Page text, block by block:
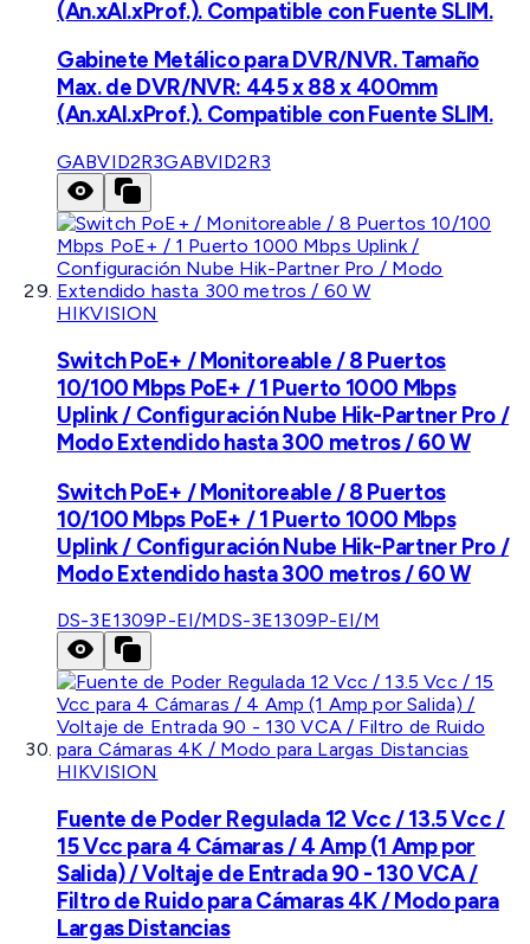
(An.xAl.xProf.). Compatible con Fuente SLIM.
Gabinete Metálico para DVR/NVR. Tamaño
Max. de DVR/NVR: 445 x 88 x 400mm
(An.xAl.xProf.). Compatible con Fuente SLIM.
GABVID2R3GABVID2R3
HIKVISION
Switch PoE+ / Monitoreable / 8 Puertos
10/100 Mbps PoE+ / 1 Puerto 1000 Mbps
Uplink / Configuración Nube Hik-Partner Pro /
Modo Extendido hasta 300 metros / 60 W
Switch PoE+ / Monitoreable / 8 Puertos
10/100 Mbps PoE+ / 1 Puerto 1000 Mbps
Uplink / Configuración Nube Hik-Partner Pro /
Modo Extendido hasta 300 metros / 60 W
DS-3E1309P-EI/MDS-3E1309P-EI/M
HIKVISION
Fuente de Poder Regulada 12 Vcc / 13.5 Vcc /
15 Vcc para 4 Cámaras / 4 Amp (1 Amp por
Salida) / Voltaje de Entrada 90 - 130 VCA /
Filtro de Ruido para Cámaras 4K / Modo para
Largas Distancias